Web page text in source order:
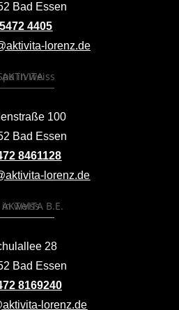
Bad Essen
4405
lorenz.de
100
Bad Essen
8461128
lorenz.de
28
Bad Essen
8169240
lorenz.de